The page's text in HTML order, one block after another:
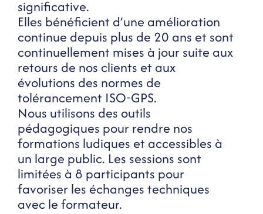
significative.
Elles bénéficient d’une amélioration
continue depuis plus de 20 ans et sont
continuellement mises à jour suite aux
retours de nos clients et aux
évolutions des normes de
tolérancement ISO-GPS.
Nous utilisons des outils
pédagogiques pour rendre nos
formations ludiques et accessibles à
un large public. Les sessions sont
limitées à 8 participants pour
favoriser les échanges techniques
avec le formateur.